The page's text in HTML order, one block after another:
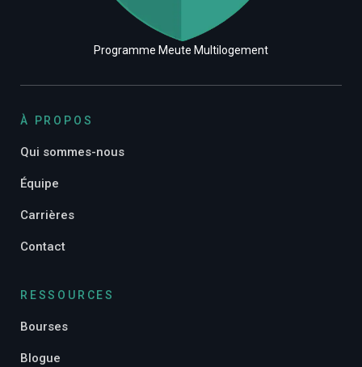
Programme Meute Multilogement
À PROPOS
Qui sommes-nous
Équipe
Carrières
Contact
RESSOURCES
Bourses
Blogue